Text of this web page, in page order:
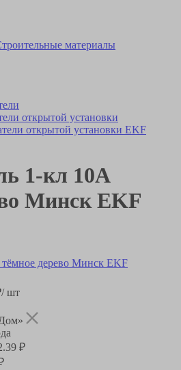
материалы
открытой установки
открытой установки EKF
1-кл 10А
Минск EKF
шт
₽